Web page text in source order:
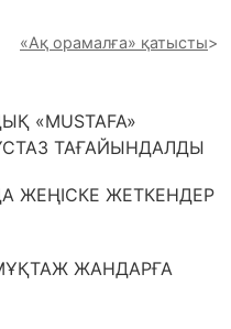
«Ақ орамалға» қатысты
«MUSTAFA»
ТАҒАЙЫНДАЛДЫ
ЖЕҢІСКЕ ЖЕТКЕНДЕР
ЖАНДАРҒА